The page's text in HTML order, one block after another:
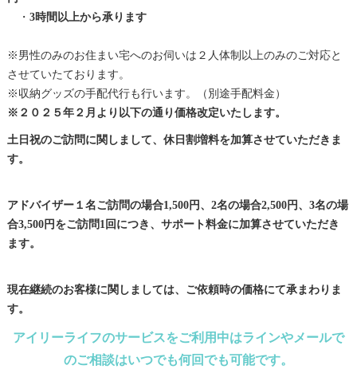
・ 3時間以上から承ります
※男性のみのお住まい宅へのお伺いは２人体制以上のみのご対応と
させていたております。
※収納グッズの手配代行も行います。（別途手配料金）
※２０２５年２月より以下の通り価格改定いたします。
土日祝のご訪問に関しまして、休日割増料を加算させていただきま
す。
アドバイザー１名ご訪問の場合1,500円、2名の場合2,500円、3名の場
合3,500円をご訪問1回につき、サポート料金に加算させていただき
ます。
現在継続のお客様に関しましては、ご依頼時の価格にて承まわりま
す。
アイリーライフのサービスをご利用中はラインやメールで
のご相談はいつでも何回でも可能です。